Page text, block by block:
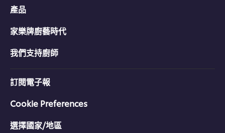
產品
家樂牌廚藝時代
我們支持廚師
訂閱電子報
Cookie Preferences
選擇國家/地區